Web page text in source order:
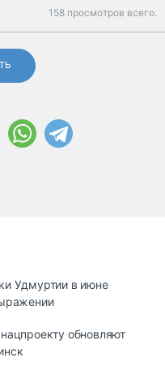
158 просмотров всего.
Удмуртии в июне
обновляют